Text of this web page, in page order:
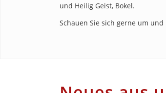
und Heilig Geist, Bokel.
Schauen Sie sich gerne um